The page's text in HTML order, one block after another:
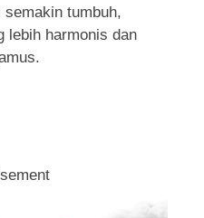
tumbuh,
lebih harmonis dan